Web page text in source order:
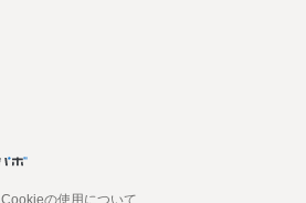
Cookieの使用について